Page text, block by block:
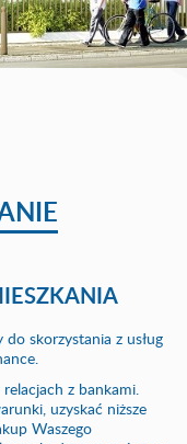
skorzystania z usług
z bankami.
uzyskać niższe
Waszego